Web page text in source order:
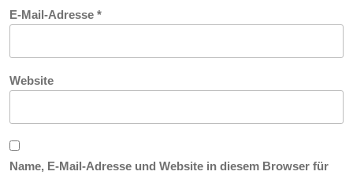
E-Mail-Adresse *
Website
Name, E-Mail-Adresse und Website in diesem Browser für